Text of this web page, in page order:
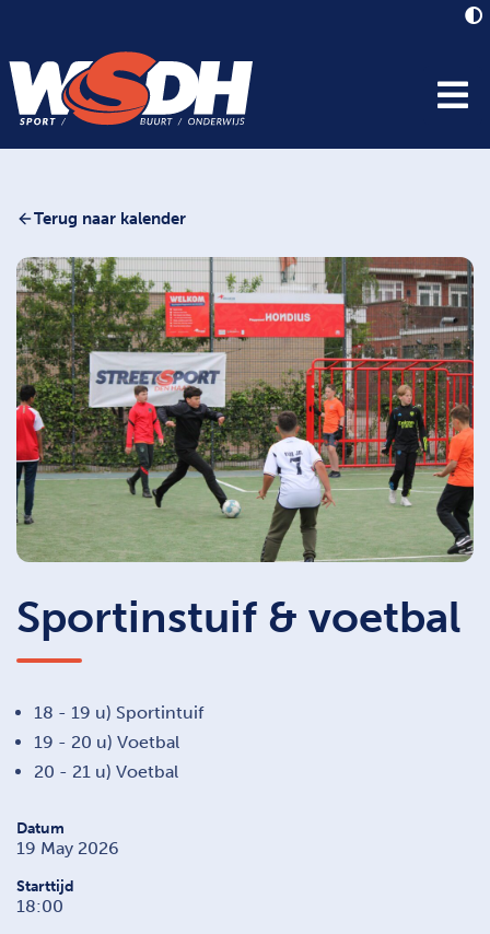
Terug naar kalender
Sportinstuif & voetbal
18 - 19 u) Sportintuif
19 - 20 u) Voetbal
20 - 21 u) Voetbal
Datum
19 May 2026
Starttijd
18:00